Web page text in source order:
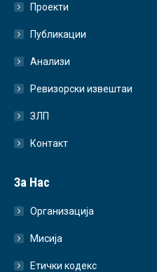
Проекти
Публикации
Анализи
Ревизорски извештаи
ЗЛП
Контакт
За Нас
Организација
Мисија
Етички кодекс